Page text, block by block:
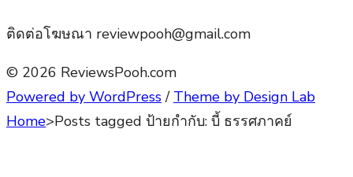
ติดต่อโฆษณา reviewpooh@gmail.com
© 2026 ReviewsPooh.com
Powered by WordPress / Theme by Design Lab
Home>Posts tagged ป้ายกำกับ: บี้ ธรรศภาคย์